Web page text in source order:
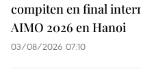
compiten en final
AIMO 2026 en Hanoi
03/08/2026 07:10